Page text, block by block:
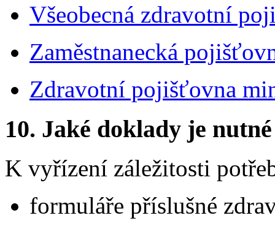
Všeobecná zdravotní
Zaměstnanecká
Zdravotní pojišťovna
10. Jaké doklady je
K vyřízení záležitosti
formuláře příslušné